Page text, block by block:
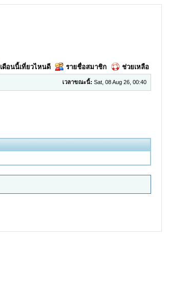
เดือนนี้เที่ยวไหนดี รายชื่อสมาชิก ช่วยเหลือ
เวลาขณะนี้: Sat, 08 Aug 26, 00:40